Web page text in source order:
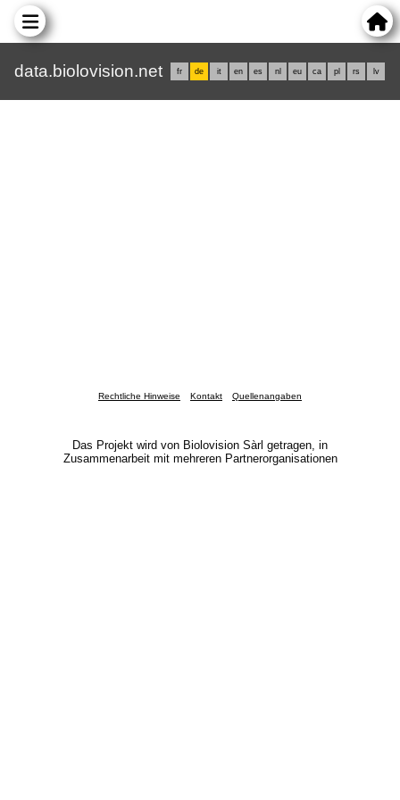
data.biolovision.net fr de it en es nl eu ca pl rs lv
Rechtliche Hinweise Kontakt Quellenangaben
Das Projekt wird von Biolovision Sàrl getragen, in
Zusammenarbeit mit mehreren Partnerorganisationen